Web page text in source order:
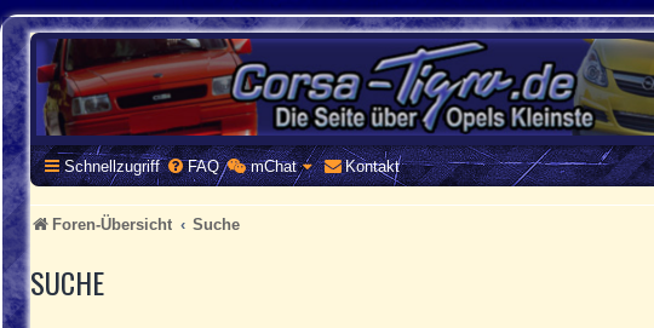
CORSA-TIGRA.DE
Homepage und Forum rund um Opel Corsa und Tigra
Schnellzugriff FAQ mChat Kontakt
Foren-Übersicht Suche
SUCHE